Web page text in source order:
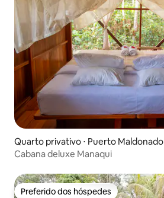
Quarto privativo ⋅ Puerto Maldonado
Cabana deluxe Manaqui
Preferido dos hóspedes